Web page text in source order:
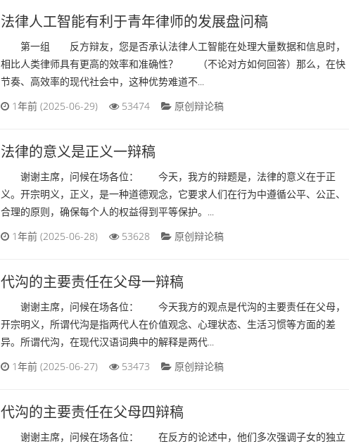
法律人工智能有利于青年律师的发展盘问稿
第一组 反方辩友，您是否承认法律人工智能在处理大量数据和信息时，
相比人类律师具有更高的效率和准确性？ （不论对方如何回答）那么，在快
节奏、高效率的现代社会中，这种优势难道不...
1年前 (2025-06-29)
53474 原创辩论稿
法律的意义是正义一辩稿
谢谢主席，问候在场各位： 今天，我方的辩题是，法律的意义在于正
义。开宗明义，正义，是一种道德观念，它要求人们在行为中遵循公平、公正、
合理的原则，确保每个人的权益得到平等保护。...
1年前 (2025-06-28)
53628 原创辩论稿
代沟的主要责任在父母一辩稿
谢谢主席，问候在场各位： 今天我方的观点是代沟的主要责任在父母，
开宗明义，所谓代沟是指两代人在价值观念、心理状态、生活习惯等方面的差
异。所谓代沟，在现代汉语词典中的解释是两代...
1年前 (2025-06-27)
53473 原创辩论稿
代沟的主要责任在父母四辩稿
谢谢主席，问候在场各位： 在反方的论述中，他们多次强调子女的独立